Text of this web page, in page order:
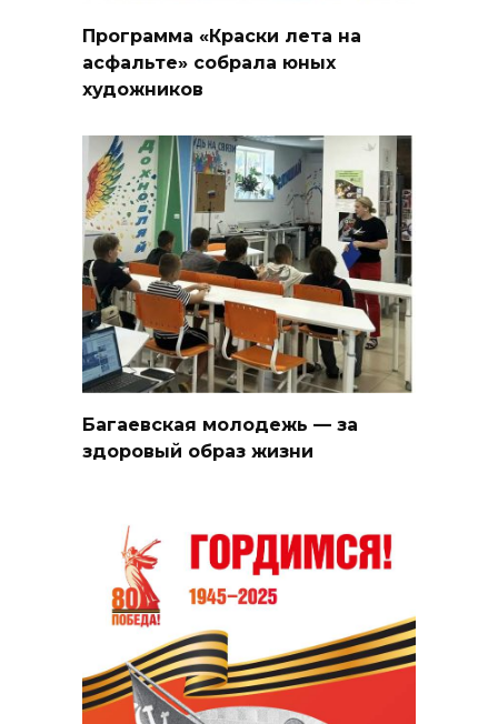
Программа «Краски лета на
асфальте» собрала юных
художников
Багаевская молодежь — за
здоровый образ жизни